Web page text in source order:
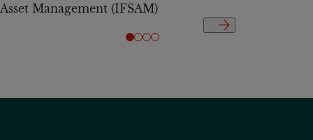
Asset Management (IFSAM)